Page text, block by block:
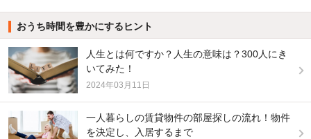
おうち時間を豊かにするヒント
人生とは何ですか？人生の意味は？300人にき
いてみた！
2024年03月11日
一人暮らしの賃貸物件の部屋探しの流れ！物件
を決定し、入居するまで